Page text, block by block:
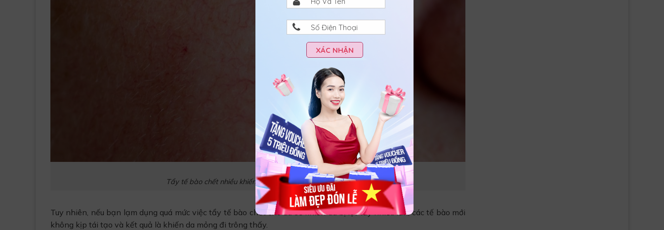
Tẩy tế bào chết nhiều khiến da bị mỏng và lộ mạch máu
Tuy nhiên, nếu bạn lạm dụng quá mức việc tẩy tế bào chết cho da sẽ khiến da bị lột tẩy nhiều lần, các tế bào mới
không kịp tái tạo và kết quả là khiến da mỏng đi trông thấy.
XÁC NHẬN